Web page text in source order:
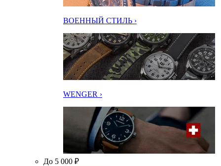
ВОЕННЫЙ СТИЛЬ ›
WENGER ›
До 5 000 ₽